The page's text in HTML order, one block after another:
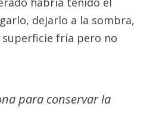
dejarlo a la sombra,
fría pero no
para conservar la